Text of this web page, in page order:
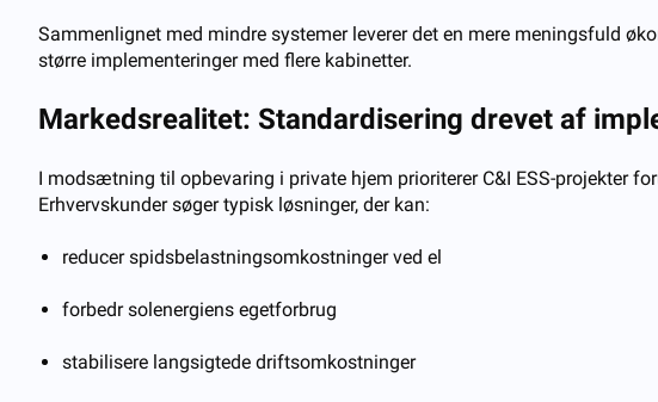
Sammenlignet med mindre systemer leverer det en mere meningsfuld
større implementeringer med flere kabinetter.
Markedsrealitet: Standardisering drevet af
I modsætning til opbevaring i private hjem prioriterer C&I ESS-projekter
Erhvervskunder søger typisk løsninger, der kan:
reducer spidsbelastningsomkostninger ved el
forbedr solenergiens egetforbrug
stabilisere langsigtede driftsomkostninger